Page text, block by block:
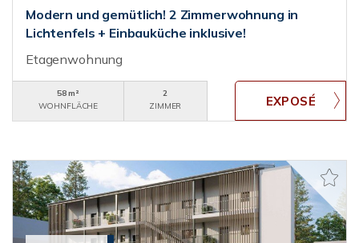
Modern und gemütlich! 2 Zimmerwohnung in
Lichtenfels + Einbauküche inklusive!
Etagenwohnung
58 m²
WOHNFLÄCHE
2
ZIMMER